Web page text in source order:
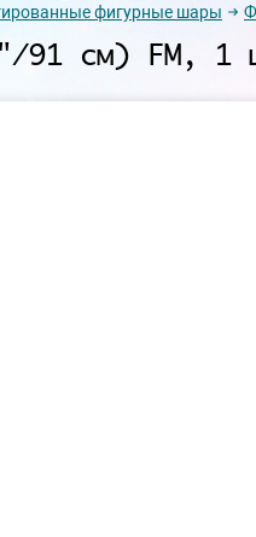
фигурные шары
91 см) FM, 1